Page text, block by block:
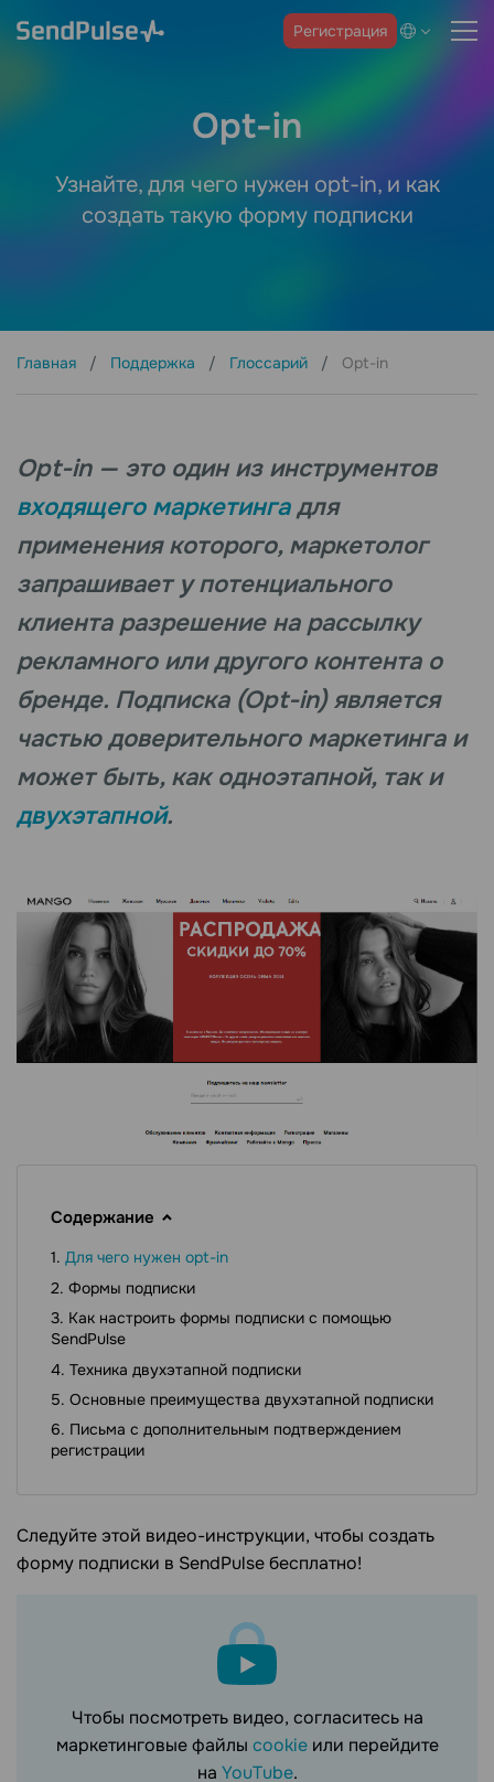
Регистрация
Opt-in
Узнайте, для чего нужен opt-in, и как
создать такую форму подписки
Главная Поддержка Глоссарий Opt-in
Opt-in — это один из инструментов
входящего маркетингадля
применения которого, маркетолог
запрашивает у потенциального
клиента разрешение на рассылку
рекламного или другого контента о
бренде. Подписка (Opt-in) является
частью доверительного маркетинга и
может быть, как одноэтапной, так и
двухэтапной.
Содержание
Для чего нужен opt-in
Формы подписки
Как настроить формы подписки с помощью
SendPulse
Техника двухэтапной подписки
Основные преимущества двухэтапной подписки
Письма с дополнительным подтверждением
регистрации
Следуйте этой видео-инструкции, чтобы создать
форму подписки в SendPulse бесплатно!
Чтобы посмотреть видео, согласитесь на
маркетинговые файлы cookie или перейдите
на YouTube.